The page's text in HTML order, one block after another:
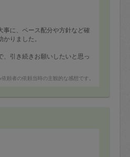
事に、ペース配分や方針など確
りました。
、引き続きお願いしたいと思っ
依頼者の依頼当時の主観的な感想です。